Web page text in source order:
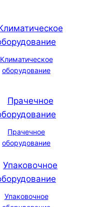
Климатическое
оборудование
Прачечное
оборудование
Упаковочное